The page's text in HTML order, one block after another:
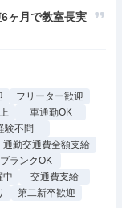
6ヶ月で教室長実
フリーター歓迎
車通勤OK
験不問
通勤交通費全額支給
ブランクOK
中
交通費支給
第二新卒歓迎